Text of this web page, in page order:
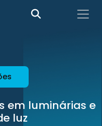
em luminárias e
luz